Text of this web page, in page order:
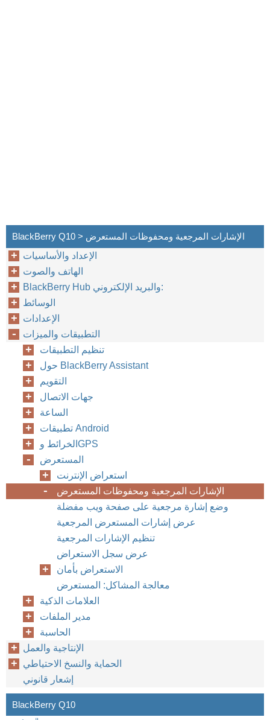
BlackBerry Q10 > الإشارات المرجعية ومحفوظات المستعرض
الإعداد والأساسيات
الهاتف والصوت
BlackBerry Hub والبريد الإلكتروني:
الوسائط
الإعدادات
التطبيقات والميزات
تنظيم التطبيقات
حول BlackBerry Assistant
التقويم
جهات الاتصال
الساعة
تطبيقات Android
الخرائط وGPS
المستعرض
استعراض الإنترنت
الإشارات المرجعية ومحفوظات المستعرض
وضع إشارة مرجعية على صفحة ويب مفضلة
عرض إشارات المستعرض المرجعية
تنظيم الإشارات المرجعية
عرض سجل الاستعراض
الاستعراض بأمان
معالجة المشاكل: المستعرض
العلامات الذكية
مدير الملفات
الحاسبة
الإنتاجية والعمل
الحماية والنسخ الاحتياطي
إشعار قانوني
BlackBerry Q10